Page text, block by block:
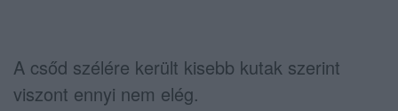
A csőd szélére került kisebb kutak szerint
viszont ennyi nem elég.